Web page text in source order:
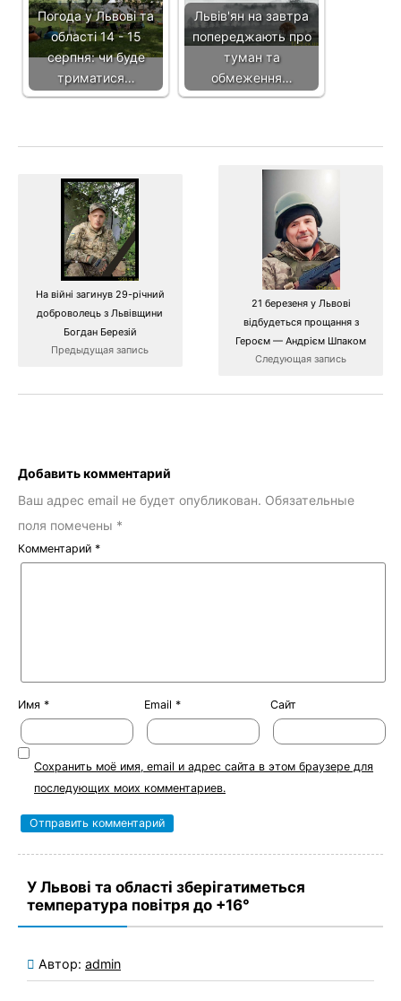
Погода у Львові та
області 14 - 15
серпня: чи буде
триматися…
Львів'ян на завтра
попереджають про
туман та
обмеження…
На війні загинув 29-річний
доброволець з Львівщини
Богдан Березій
Предыдущая запись
21 березеня у Львові
відбудеться прощання з
Героєм — Андрієм Шпаком
Следующая запись
Добавить комментарий
Ваш адрес email не будет опубликован. Обязательные
поля помечены *
Комментарий *
Имя * Email * Сайт
Сохранить моё имя, email и адрес сайта в этом браузере для
последующих моих комментариев.
У Львові та області зберігатиметься
температура повітря до +16°
Автор: admin